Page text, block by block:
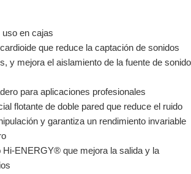
en cajas
que reduce la captación de sonidos
y mejora el aislamiento de la fuente de sonido
para aplicaciones profesionales
flotante de doble pared que reduce el ruido
y garantiza un rendimiento invariable
Hi-ENERGY® que mejora la salida y la